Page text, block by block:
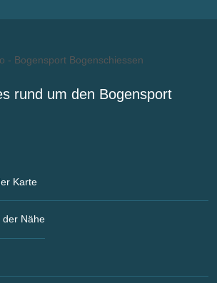
rund um den Bogensport
Karte
der Nähe